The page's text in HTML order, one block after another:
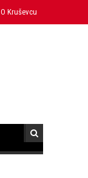
O Kruševcu